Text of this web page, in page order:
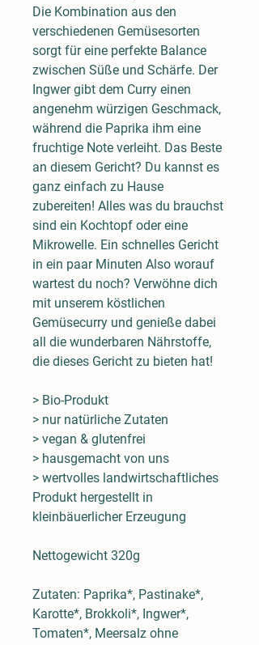
Die Kombination aus den
verschiedenen Gemüsesorten
sorgt für eine perfekte Balance
zwischen Süße und Schärfe. Der
Ingwer gibt dem Curry einen
angenehm würzigen Geschmack,
während die Paprika ihm eine
fruchtige Note verleiht. Das Beste
an diesem Gericht? Du kannst es
ganz einfach zu Hause
zubereiten! Alles was du brauchst
sind ein Kochtopf oder eine
Mikrowelle. Ein schnelles Gericht
in ein paar Minuten Also worauf
wartest du noch? Verwöhne dich
mit unserem köstlichen
Gemüsecurry und genieße dabei
all die wunderbaren Nährstoffe,
die dieses Gericht zu bieten hat!
> Bio-Produkt
> nur natürliche Zutaten
> vegan & glutenfrei
> hausgemacht von uns
> wertvolles landwirtschaftliches
Produkt hergestellt in
kleinbäuerlicher Erzeugung
Nettogewicht 320g
Zutaten: Paprika*, Pastinake*,
Karotte*, Brokkoli*, Ingwer*,
Tomaten*, Meersalz ohne